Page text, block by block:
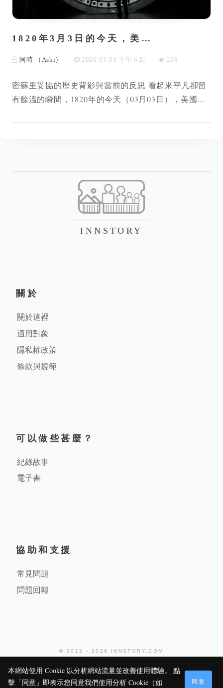
1820年3月3日的今天，美…
阿時 （Ashi） 2026-03-03 下午 6 點 238
密蘇里妥協的歷史背影與當前的反思 看起來平凡卻留
有餘溫的瞬間，1820年的今天（03月03日），美國...
INNSTORY
關於
關於這裡
適用對象
隱私權政策
條款與規範
可以做些甚麼？
紀錄故事
電子書
協助和支援
常見問題
問題回報
© 2012 - 2026 INNSTORY.COM
本網站使用 Cookie 以分析網站流量並改善使用體驗。 點
擊「同意」即表示您同意我們使用分析 Cookie（如
同意